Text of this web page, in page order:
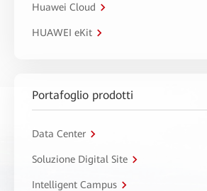
Huawei Cloud
HUAWEI eKit
Portafoglio prodotti
Data Center
Soluzione Digital Site
Intelligent Campus